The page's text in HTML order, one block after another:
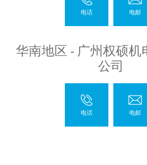
华南地区 - 广州权硕机
公司